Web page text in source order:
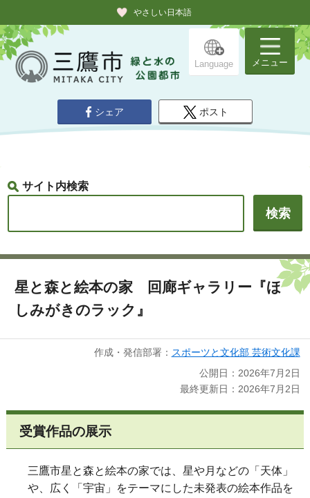
やさしい日本語
Language メニュー
シェア ポスト
サイト内検索
星と森と絵本の家 回廊ギャラリー『ほ
しみがきのラック』
作成・発信部署： スポーツと文化部 芸術文化課
公開日：2026年7月2日
最終更新日：2026年7月2日
受賞作品の展示
三鷹市星と森と絵本の家では、星や月などの「天体」
や、広く「宇宙」をテーマにした未発表の絵本作品を